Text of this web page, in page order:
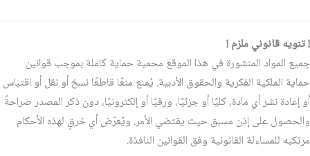
! تنويه قانوني ملزم !
جميع المواد المنشورة في هذا الموقع محمية حماية كاملة بموجب قوانين
حماية الملكية الفكرية والحقوق الأدبية. يُمنع منعًا قاطعًا نسخ أو نقل أو اقتباس
أو إعادة نشر أي مادة، كليًا أو جزئيًا، ورقيًا أو إلكترونيًا، دون ذكر المصدر صراحةً
والحصول على إذن مسبق حيث يقتضي الأمر. ويُعرّض أي خرقٍ لهذه الأحكام
مرتكبه للمساءلة القانونية وفق القوانين النافذة.